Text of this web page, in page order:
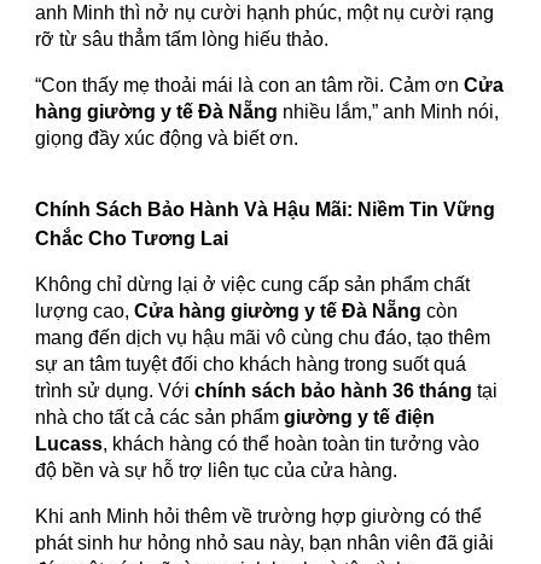
anh Minh thì nở nụ cười hạnh phúc, một nụ cười rạng
rỡ từ sâu thẳm tấm lòng hiếu thảo.
“Con thấy mẹ thoải mái là con an tâm rồi. Cảm ơnCửa
hàng giường y tế Đà Nẵng nhiều lắm,” anh Minh nói,
giọng đầy xúc động và biết ơn.
Chính Sách Bảo Hành Và Hậu Mãi: Niềm Tin Vững
Chắc Cho Tương Lai
Không chỉ dừng lại ở việc cung cấp sản phẩm chất
lượng cao,Cửa hàng giường y tế Đà Nẵng còn
mang đến dịch vụ hậu mãi vô cùng chu đáo, tạo thêm
sự an tâm tuyệt đối cho khách hàng trong suốt quá
trình sử dụng. Vớichính sách bảo hành 36 tháng tại
nhà cho tất cả các sản phẩmgiường y tế điện
Lucass, khách hàng có thể hoàn toàn tin tưởng vào
độ bền và sự hỗ trợ liên tục của cửa hàng.
Khi anh Minh hỏi thêm về trường hợp giường có thể
phát sinh hư hỏng nhỏ sau này, bạn nhân viên đã giải